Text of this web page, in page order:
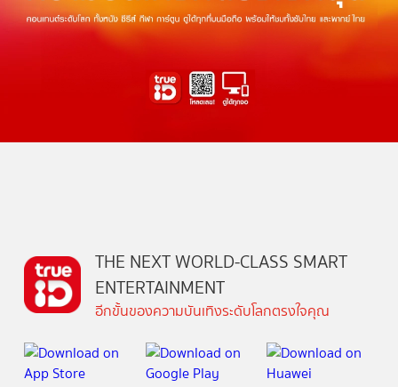
THE NEXT WORLD-CLASS SMART
ENTERTAINMENT
อีกขั้นของความบันเทิงระดับโลกตรงใจคุณ